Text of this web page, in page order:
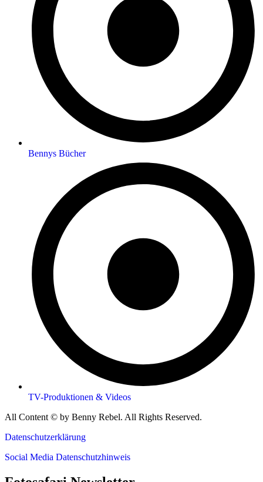
Bennys Bücher
TV-Produktionen & Videos
All Content © by Benny Rebel. All Rights Reserved.
Datenschutzerklärung
Social Media Datenschutzhinweis